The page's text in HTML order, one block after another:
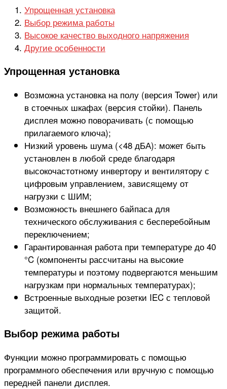
Упрощенная установка
Выбор режима работы
Высокое качество выходного напряжения
Другие особенности
Упрощенная установка
Возможна установка на полу (версия Tower) или
в стоечных шкафах (версия стойки). Панель
дисплея можно поворачивать (с помощью
прилагаемого ключа);
Низкий уровень шума (<48 дБА): может быть
установлен в любой среде благодаря
высокочастотному инвертору и вентилятору с
цифровым управлением, зависящему от
нагрузки с ШИМ;
Возможность внешнего байпаса для
технического обслуживания с бесперебойным
переключением;
Гарантированная работа при температуре до 40
°C (компоненты рассчитаны на высокие
температуры и поэтому подвергаются меньшим
нагрузкам при нормальных температурах);
Встроенные выходные розетки IEC с тепловой
защитой.
Выбор режима работы
Функции можно программировать с помощью
программного обеспечения или вручную с помощью
передней панели дисплея.